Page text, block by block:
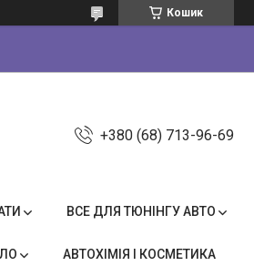
Кошик
+380 (68) 713-96-69
ВСЕ ДЛЯ ТЮНІНГУ АВТО
АВТОХІМІЯ І КОСМЕТИКА